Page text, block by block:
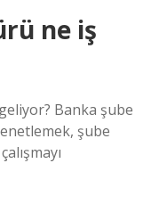
ne iş
Banka şube
şube